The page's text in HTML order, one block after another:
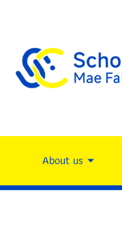
About us